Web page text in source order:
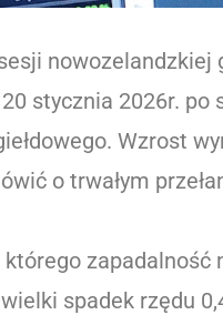
nowozelandzkiej
stycznia 2026r.
Wzrost
o trwałym
którego
spadek rzędu